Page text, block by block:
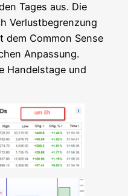
Tages aus. Die
Ver­lust­be­gren­zung
Com­mon Sen­se
Anpas­sung.
Han­dels­ta­ge und